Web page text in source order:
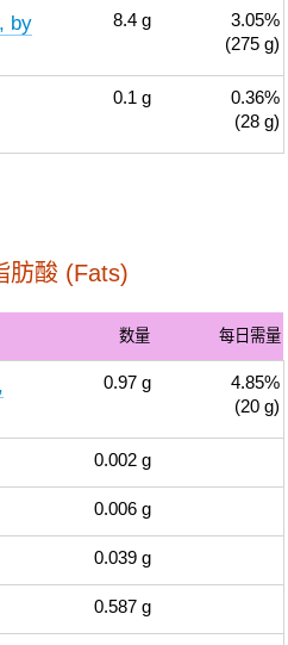
by
8.4 g
3.05%
(275 g)
0.1 g
0.36%
(28 g)
肪酸 (Fats)
数量 每日需量
0.97 g
4.85%
(20 g)
0.002 g
0.006 g
0.039 g
0.587 g